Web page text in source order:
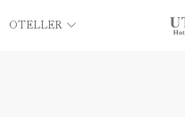
OTELLER